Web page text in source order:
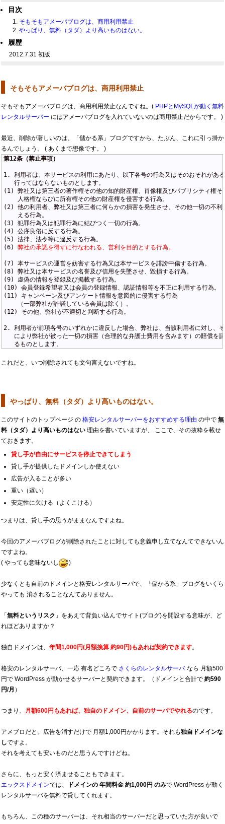
目次
そもそもアメーバブログは、商用利用禁止
やっぱり、無料（タダ）より高いものはない。
履歴
2012.7.31 初版
そもそもアメーバブログは、商用利用禁止
そもそもアメーバブログは、商用利用禁止なんですね。( PHPとMySQLが動く無料
レンタルサーバー にはアメーバブログを入れていないのは商用禁止だからです。 )
最近、削除が著しいのは、「儲かる系」ブログですから、たぶん、これに引っ掛か
るんでしょう。 ( あくまで想像です。 )
第12条（禁止事項）
1. 利用者は、本サービスの利用にあたり、以下各号の行為又はそのおそれがあ
   行ってはならないものとします。
(1) 弊社又は第三者の著作権その他の知的財産権、肖像権及びパブリシティ権そ
    人格権ならびに所有権その他の財産権を侵害する行為。
(2) 他の利用者、弊社又は第三者に何らかの損害を発生させ、その他一切の不利
    える行為。
(3) 犯罪行為又は犯罪行為に結びつく一切の行為。
(4) 公序良俗に反する行為。
(5) 法律、法令等に違反する行為。
(6) 弊社の承認を得ずに行なわれる、営利を目的とする行為。
(7) 本サービスの運営を妨害する行為又は本サービスを誹謗中傷する行為。
(8) 弊社又は本サービスの名誉及び信用を失墜させ、毀損する行為。
(9) 虚偽の情報を登録及び掲載する行為。
(10) 会員登録希望者又は会員の登録情報、認証情報等を不正に利用する行為。
(11) キャンペーン及びアンケート情報を意図的に侵害する行為
    （一部弊社が許諾している会員は除く）。
(12) その他、弊社が不適切と判断する行為。
2. 利用者が前項各号のいずれかに違反した場合、弊社は、当該利用者に対し、
により弊社が被った一切の損害（合理的な弁護士費用を含みます）の賠償を
   るものとします。
これだと、いつ削除されても文句言えないですね。
やっぱり、無料（タダ）より高いものはない。
このサイトのトップページ の 格安レンタルサーバーをおすすめする理由 の中で 無
料（タダ）より高いものはない 理由を書いていますが、 ここで、その抜粋を載せ
ておきます。
貸し手が自由にサービスを停止できてしまう
貸し手が提供したドメインしか使えない
広告が入ることが多い
重い（遅い）
安定性に欠ける（よくこける）
つまりは、貸し手の思うがままなんですよね。
今回のアメーバブログが削除されたことに対しても意義申し立てなんてできないん
ですよね。
( やっても意味ないし
)
少なくとも自前のドメインと格安レンタルサーバで、「儲かる系」ブログをいくら
やっても 消されることなんてありません。
「 無料というリスク 」をあえて背負い込んでサイト(ブログ)を開設する意味が、ど
れほどありますか？
独自ドメインは、 年間1,000円(月額換算 約90円)もあれば契約できます。
格安のレンタルサーバ、一応 有名どころで さくらのレンタルサーバ なら 月額500
円で WordPress が動かせるサーバーと契約できます。（ドメインと合計で 約590
円/月 ）
つまり、 月額600円もあれば、独自のドメイン、自前のサーバでやれるのです。
アメブロだと、広告を消すだけで 月額1,000円かかります。それも独自ドメインな
しですよ。
それを考えても安いものだと思うんですけどね。
さらに、もっと安く済ませることもできます。
エックスドメインでは、 ドメインの 年間料金 約1,000円 のみで WordPress が動く
レンタルサーバを無料で貸してくれます。
もちろん、この種のサーバーは、それ相当のサーバーだと思っていた方が良いで